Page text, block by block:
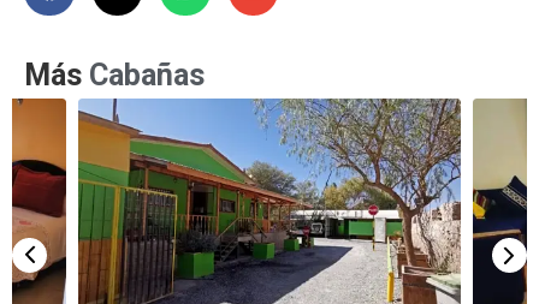
Más Cabañas